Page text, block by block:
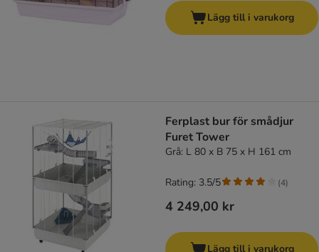
Lägg till i varukorg
Ferplast bur för smådjur
Furet Tower
Grå: L 80 x B 75 x H 161 cm
4 249,00 kr
Rating: 3.5/5 (4)
Lägg till i varukorg